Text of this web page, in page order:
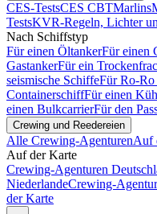
CES-TestsCES CBTMarlins
TestsKVR-Regeln, Lichter
Nach Schiffstyp
Für einen ÖltankerFür einen
GastankerFür ein
seismische SchiffeFür Ro-
ContainerschiffFür einen
einen BulkcarrierFür den
Crewing und Reedereien
Alle Crewing-AgenturenAuf
Auf der Karte
Crewing-Agenturen
NiederlandeCrewing-
der Karte